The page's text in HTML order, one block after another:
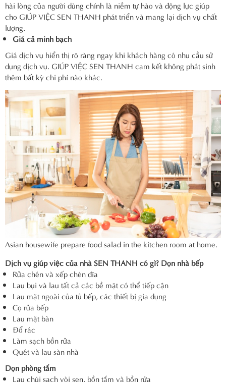
hài lòng của người dùng chính là niềm tự hào và động lực giúp
cho GIÚP VIỆC SEN THANH phát triển và mang lại dịch vụ chất
lượng.
Giá cả minh bạch
Giá dịch vụ hiển thị rõ ràng ngay khi khách hàng có nhu cầu sử
dụng dịch vụ. GIÚP VIỆC SEN THANH cam kết không phát sinh
thêm bất kỳ chi phí nào khác.
Asian housewife prepare food salad in the kitchen room at home.
Dịch vụ giúp việc của nhà SEN THANH có gì? Dọn nhà bếp
Rửa chén và xếp chén đĩa
Lau bụi và lau tất cả các bề mặt có thể tiếp cận
Lau mặt ngoài của tủ bếp, các thiết bị gia dụng
Cọ rửa bếp
Lau mặt bàn
Đổ rác
Làm sạch bồn rửa
Quét và lau sàn nhà
Dọn phòng tắm
Lau chùi sạch vòi sen, bồn tắm và bồn rửa